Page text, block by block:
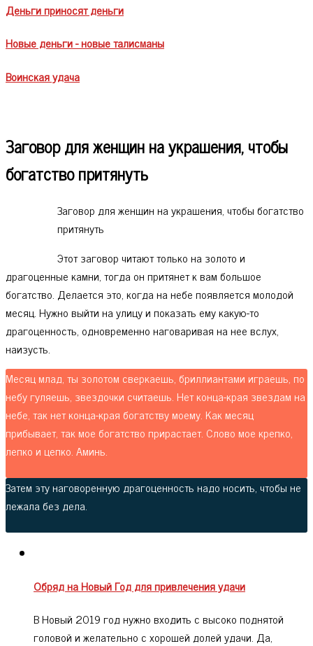
Деньги приносят деньги
Новые деньги - новые талисманы
Воинская удача
Заговор для женщин на украшения, чтобы
богатство притянуть
Заговор для женщин на украшения, чтобы богатство
притянуть
Этот заговор читают только на золото и
драгоценные камни, тогда он притянет к вам большое
богатство. Делается это, когда на небе появляется молодой
месяц. Нужно выйти на улицу и показать ему какую-то
драгоценность, одновременно наговаривая на нее вслух,
наизусть.
Месяц млад, ты золотом сверкаешь, бриллиантами играешь, по
небу гуляешь, звездочки считаешь. Нет конца-края звездам на
небе, так нет конца-края богатству моему. Как месяц
прибывает, так мое богатство прирастает. Слово мое крепко,
лепко и цепко. Аминь.
Затем эту наговоренную драгоценность надо носить, чтобы не
лежала без дела.
Обряд на Новый Год для привлечения удачи
В Новый 2019 год нужно входить с высоко поднятой
головой и желательно с хорошей долей удачи. Да,